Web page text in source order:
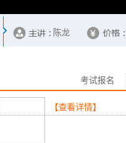
陈龙
考试报名
【查看详情】